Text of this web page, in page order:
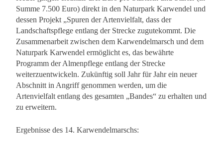
Summe 7.500 Euro) direkt in den Naturpark Karwendel und
dessen Projekt „Spuren der Artenvielfalt, dass der
Landschaftspflege entlang der Strecke zugutekommt. Die
Zusammenarbeit zwischen dem Karwendelmarsch und dem
Naturpark Karwendel ermöglicht es, das bewährte
Programm der Almenpflege entlang der Strecke
weiterzuentwickeln. Zukünftig soll Jahr für Jahr ein neuer
Abschnitt in Angriff genommen werden, um die
Artenvielfalt entlang des gesamten „Bandes“ zu erhalten und
zu erweitern.
Ergebnisse des 14. Karwendelmarschs: